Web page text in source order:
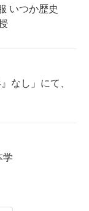
いつか歴史
なし」にて、
学